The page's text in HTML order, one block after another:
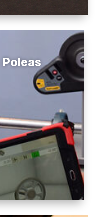
Poleas